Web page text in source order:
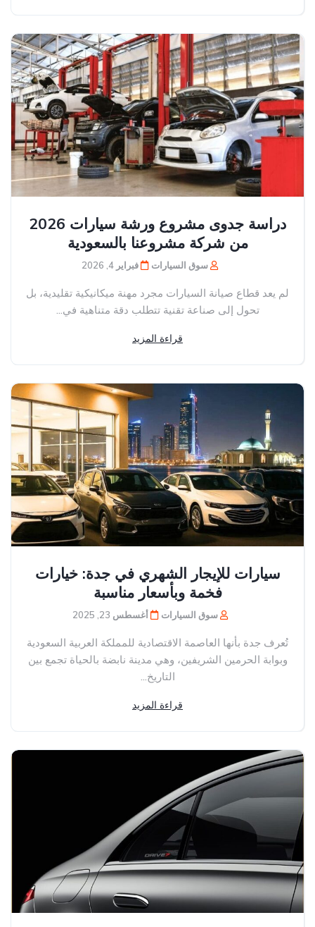
دراسة جدوى مشروع ورشة سيارات 2026
من شركة مشروعنا بالسعودية
سوق السيارات فبراير 4, 2026
لم يعد قطاع صيانة السيارات مجرد مهنة ميكانيكية تقليدية، بل
تحول إلى صناعة تقنية تتطلب دقة متناهية في...
قراءة المزيد
سيارات للإيجار الشهري في جدة: خيارات
فخمة وبأسعار مناسبة
سوق السيارات أغسطس 23, 2025
تُعرف جدة بأنها العاصمة الاقتصادية للمملكة العربية السعودية
وبوابة الحرمين الشريفين، وهي مدينة نابضة بالحياة تجمع بين
التاريخ...
قراءة المزيد